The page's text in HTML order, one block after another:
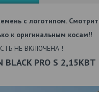
с логотипом.
к оригинальным косам!!
НЕ ВКЛЮЧЕНА !
PRO S 2,15КВТ